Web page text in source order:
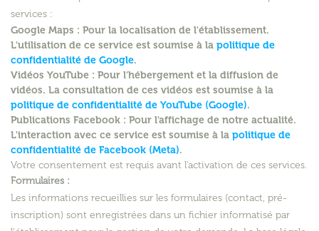
services :
Google Maps : Pour la localisation de l'établissement.
L'utilisation de ce service est soumise à la politique de
confidentialité de Google.
Vidéos YouTube : Pour l'hébergement et la diffusion de
vidéos. La consultation de ces vidéos est soumise à la
politique de confidentialité de YouTube (Google).
Publications Facebook : Pour l'affichage de notre actualité.
L'interaction avec ce service est soumise à la politique de
confidentialité de Facebook (Meta).
Votre consentement est requis avant l'activation de ces services.
Formulaires :
Les informations recueillies sur les formulaires (contact, pré-
inscription) sont enregistrées dans un fichier informatisé par